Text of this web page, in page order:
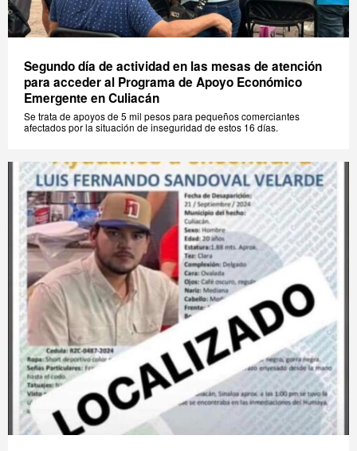
Segundo día de actividad en las mesas de atención
para acceder al Programa de Apoyo Económico
Emergente en Culiacán
Se trata de apoyos de 5 mil pesos para pequeños comerciantes
afectados por la situación de inseguridad de estos 16 días.